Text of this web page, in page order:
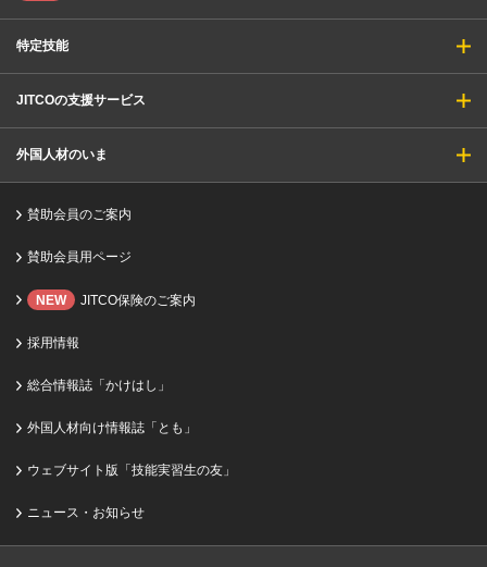
特定技能
JITCOの支援サービス
外国人材のいま
賛助会員のご案内
賛助会員用ページ
NEW JITCO保険のご案内
採用情報
総合情報誌「かけはし」
外国人材向け情報誌「とも」
ウェブサイト版「技能実習生の友」
ニュース・お知らせ